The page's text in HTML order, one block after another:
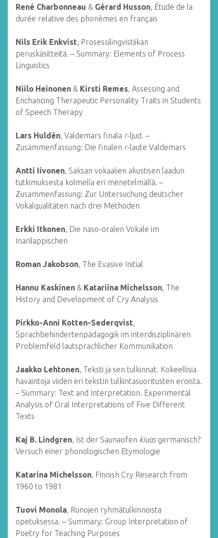
René Charbonneau & Gérard Husson, Étude de la
durée relative des phonèmes en français
Nils Erik Enkvist, Prosessilingvistiikan
peruskäsitteitä. – Summary: Elements of Process
Linguistics
Niilo Heinonen & Kirsti Remes, Assessing and
Enchancing Therapeutic Personality Traits in Students
of Speech Therapy
Lars Huldén, Valdemars finala r-ljud. –
Zusammenfassung: Die finalen r-laute Valdemars
Antti Iivonen, Saksan vokaalien akustisen laadun
tutkimuksesta kolmella eri menetelmällä. –
Zusammenfassung: Zur Untersuchung deutscher
Vokalqualitäten nach drei Methoden
Erkki Itkonen, Die naso-oralen Vokale im
Inarilappischen
Roman Jakobson, The Evasive Initial
Hannu Kaskinen & Katariina Michelsson, The
History and Development of Cry Analysis
Pirkko-Anni Kotten-Sederqvist,
Sprachbehindertenpädagogik im interdisziplinären
Problemfeld lautsprachlicher Kommunikation
Jaakko Lehtonen, Teksti ja sen tulkinnat. Kokeellisia
havaintoja viiden eri tekstin tulkintasuoritusten eroista.
– Summary: Text and Interpretation. Experimental
Analysis of Oral Interpretations of Five Different
Texts
Kaj B. Lindgren, Ist der Saunaofen kiuas germanisch?
Versuch einer phonologischen Etymologie
Katarina Michelsson, Finnish Cry Research from
1960 to 1981
Tuovi Monola, Runojen ryhmätulkinnoista
opetuksessa. – Summary: Group Interpretation of
Poetry for Teaching Purposes